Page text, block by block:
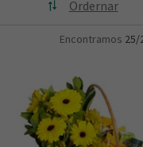
Ordernar
Encontramos 25/